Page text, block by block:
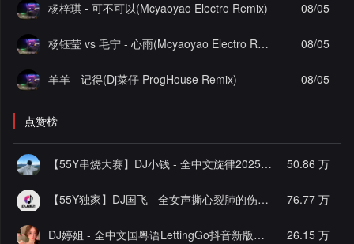
杨梓琪 - 可不可以(Mcyaoyao Electro Remix) 08/05
杨钰莹 vs 毛宁 - 心雨(Mcyaoyao Electro Remix) 08/05
羊羊 - 记得(Dj菜仔 ProgHouse Remix) 08/05
点赞榜
【55Y串烧大赛】DJ小钱 - 全中文旋律2025抖音热播精选串烧 50.86 万
【55Y独家】DJ国飞 - 全女声撕心裂肺的伤感情歌精选集-HiFi高清立体声车载连版大碟 76.77 万
DJ婷姐 - 全中文国粤语LettingGo抖音新版慢摇串烧 [推荐]
26.15 万